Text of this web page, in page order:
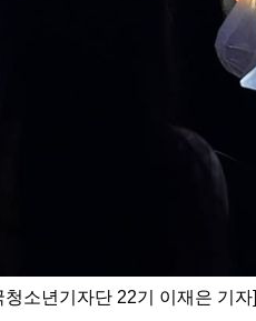
소년기자단 22기 이재은 기자]